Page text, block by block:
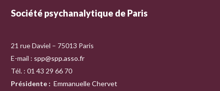
Société psychanalytique de Paris
21 rue Daviel – 75013 Paris
E-mail : spp@spp.asso.fr
Tél. : 01 43 29 66 70
Présidente : Emmanuelle Chervet